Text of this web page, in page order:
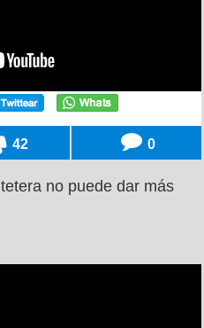
42 0
no puede dar más